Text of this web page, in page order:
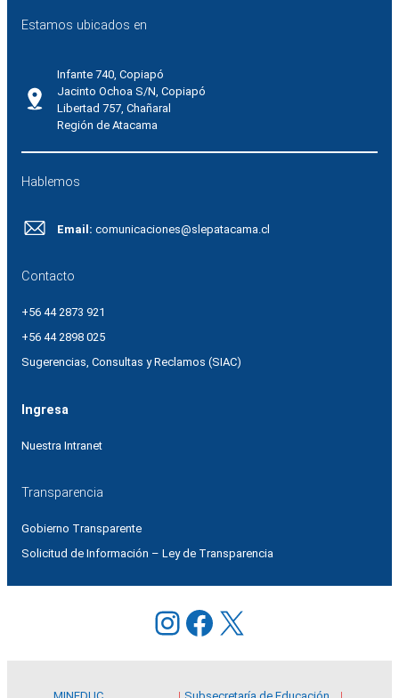
Estamos ubicados en
Infante 740, Copiapó
Jacinto Ochoa S/N, Copiapó
Libertad 757, Chañaral
Región de Atacama
Hablemos
Email: comunicaciones@slepatacama.cl
Contacto
+56 44 2873 921
+56 44 2898 025
Sugerencias, Consultas y Reclamos (SIAC)
Ingresa
Nuestra Intranet
Transparencia
Gobierno Transparente
Solicitud de Información – Ley de Transparencia
Instagram
Facebook
X